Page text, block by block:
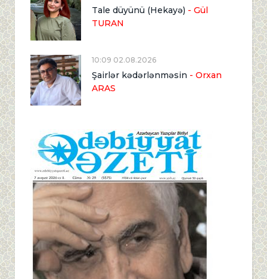
Tale düyünü (Hekayə) - Gül
TURAN
10:09 02.08.2026
Şairlər kədərlənməsin - Orxan
ARAS